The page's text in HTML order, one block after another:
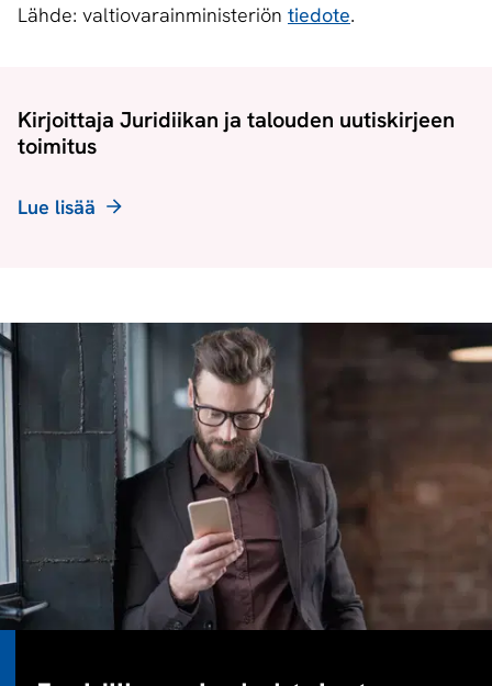
Lähde: valtiovarainministeriön tiedote.
Kirjoittaja Juridiikan ja talouden uutiskirjeen
toimitus
Lue lisää